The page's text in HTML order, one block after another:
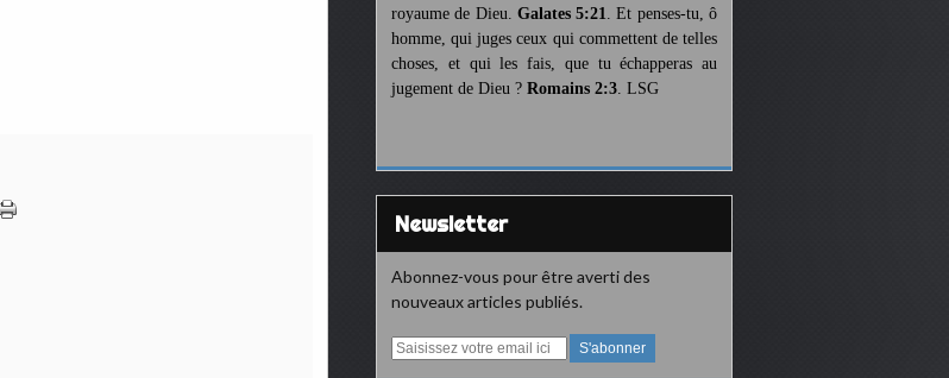
royaume de Dieu. Galates 5:21. Et penses-tu, ô
homme, qui juges ceux qui commettent de telles
choses, et qui les fais, que tu échapperas au
jugement de Dieu ? Romains 2:3. LSG
Newsletter
Abonnez-vous pour être averti des
nouveaux articles publiés.
E